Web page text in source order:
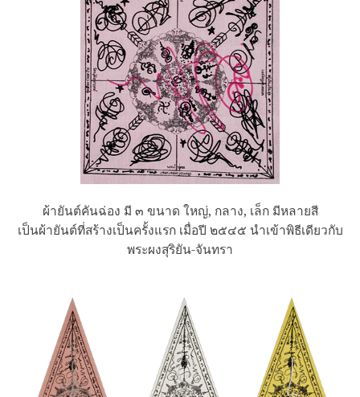
ผ้ายันต์คันฉ่อง มี ๓ ขนาด ใหญ่, กลาง, เล็ก มีหลายสี
เป็นผ้ายันต์ที่สร้างเป็นครั้งแรก เมื่อปี ๒๕๔๕ นำเข้าพิธีเดียวกับ
พระผงสุริยัน-จันทรา